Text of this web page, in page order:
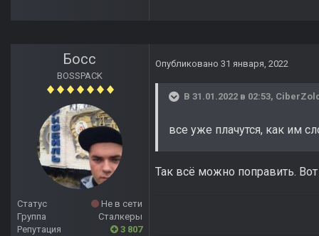
Босс
BOSSPACK
Статус
Не в сети
Группа
Сталкеры
Репутация
3 807
Опубликовано 31 января, 2022
В 31.01.2022 в 02:53,
все уже плачутся, как им
Так всё можно поправить.